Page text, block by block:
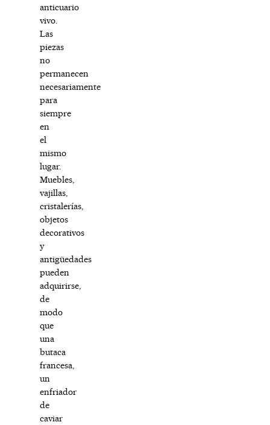
anticuario
vivo.
Las
piezas
no
permanecen
necesariamente
para
siempre
en
el
mismo
lugar.
Muebles,
vajillas,
cristalerías,
objetos
decorativos
y
antigüedades
pueden
adquirirse,
de
modo
que
una
butaca
francesa,
un
enfriador
de
caviar